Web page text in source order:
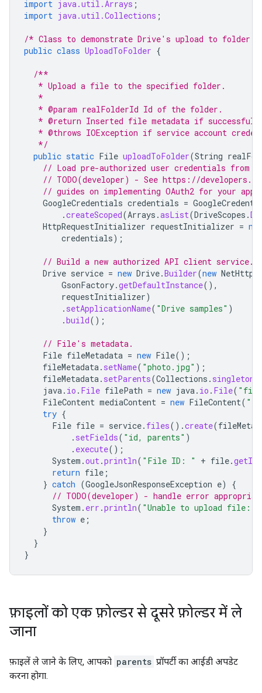
import java.util.Arrays ;
import java.util.Collections ;
/* Class to demonstrate Drive's upload to folder
public class UploadToFolder {
/**
   * Upload a file to the specified folder.
   *
   * @param realFolderId Id of the folder.
* @return Inserted file metadata if
* @throws IOException if service account
   */
public static File uploadToFolder(String
// Load pre-authorized user credentials from
// TODO(developer) - See https://
// guides on implementing OAuth2 for your
GoogleCredentials credentials =
.createScoped(Arrays .asList(DriveScopes .
HttpRequestInitializer requestInitializer = new
credentials);
// Build a new authorized API client service.
Drive service = new Drive.Builder(new
GsonFactory.getDefaultInstance(),
requestInitializer)
. setApplicationName( "Drive samples" )
.build();
// File's metadata.
File fileMetadata = new File();
fileMetadata. setName( "photo.jpg" );
fileMetadata. setParents(Collections .
java. io . File filePath = new java. io . File(
FileContent mediaContent = new FileContent(
try {
File file = service. files().create(
. setFields( "id, parents" )
. execute();
System .out.println( "File ID: " + file.getId
return file ;
} catch (GoogleJsonResponseException e)
{
// TODO(developer) - handle error
System . err .println( "Unable to upload file: "
throw e ;
}
}
}
फ़ाइलों को एक फ़ोल्डर से दूसरे फ़ोल्डर में ले
जाना
फ़ाइलें ले जाने के लिए, आपको parents प्रॉपर्टी का आईडी अपडेट
करना होगा.